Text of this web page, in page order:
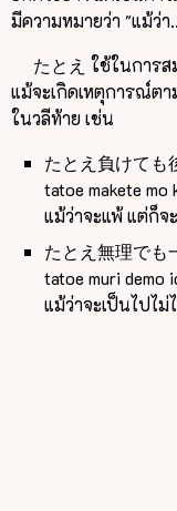
มีความหมายว่า "แม้ว่า
たとえ ใช้ในการ
แม้จะเกิดเหตุการณ์ต
ในวลีท้าย เช่น
たとえ負けても
tatoe makete mo
แม้ว่าจะแพ้ แต่ก็จ
たとえ無理でも
tatoe muri demo
แม้ว่าจะเป็นไปไม่